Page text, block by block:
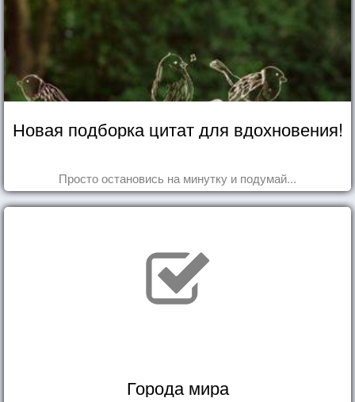
Новая подборка цитат для вдохновения!
Просто остановись на минутку и подумай...
Города мира